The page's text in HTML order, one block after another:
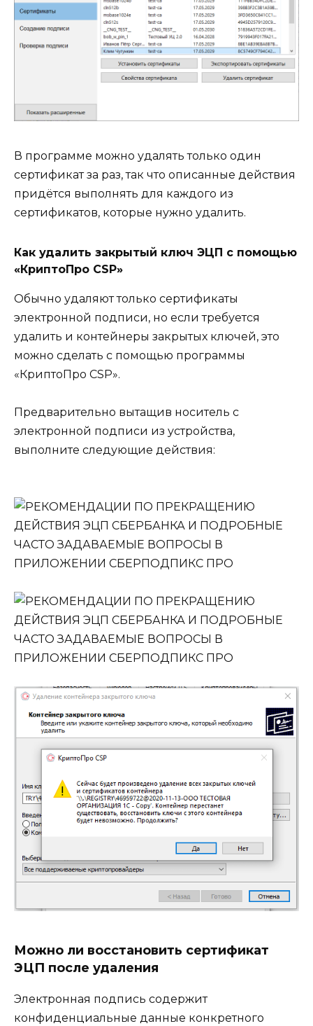
В программе можно удалять только один
сертификат за раз, так что описанные действия
придётся выполнять для каждого из
сертификатов, которые нужно удалить.
Как удалить закрытый ключ ЭЦП с помощью
«КриптоПро CSP»
Обычно удаляют только сертификаты
электронной подписи, но если требуется
удалить и контейнеры закрытых ключей, это
можно сделать с помощью программы
«КриптоПро CSP».
Предварительно вытащив носитель с
электронной подписи из устройства,
выполните следующие действия:
Можно ли восстановить сертификат
ЭЦП после удаления
Электронная подпись содержит
конфиденциальные данные конкретного